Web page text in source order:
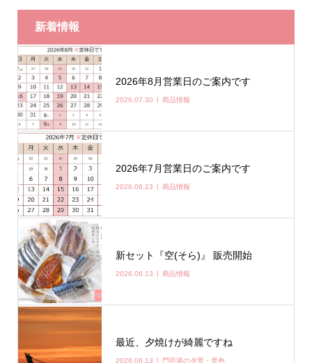
新着情報
2026年8月営業日のご案内です
2026.07.30 商品情報
2026年7月営業日のご案内です
2026.06.23 商品情報
新セット『空(そら)』 販売開始
2026.06.13 商品情報
最近、夕焼けが綺麗ですね
2026.06.13 門司港の夕景・景色